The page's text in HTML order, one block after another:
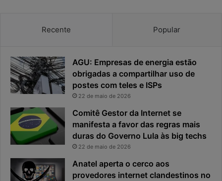
Recente Popular
AGU: Empresas de energia estão
obrigadas a compartilhar uso de
postes com teles e ISPs
22 de maio de 2026
Comitê Gestor da Internet se
manifesta a favor das regras mais
duras do Governo Lula às big techs
22 de maio de 2026
Anatel aperta o cerco aos
provedores internet clandestinos no